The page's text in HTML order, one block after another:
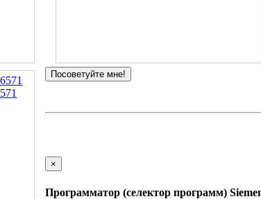
Посоветуйте мне!
×
Программатор (селектор программ)